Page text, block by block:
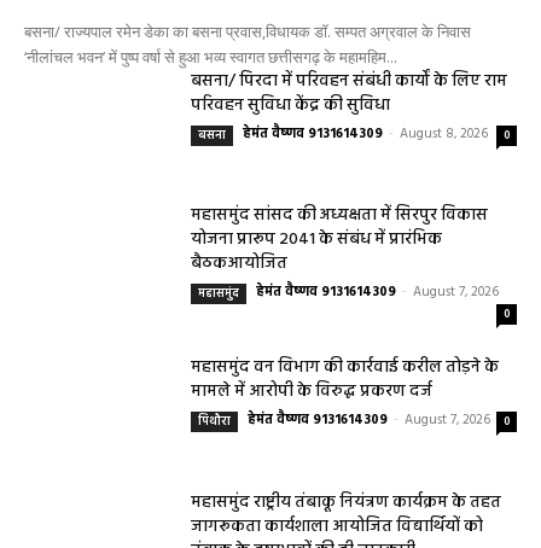
बसना/ राज्यपाल रमेन डेका का बसना प्रवास,विधायक डॉ. सम्पत अग्रवाल के निवास
‘नीलांचल भवन’ में पुष्प वर्षा से हुआ भव्य स्वागत छत्तीसगढ़ के महामहिम...
बसना/ पिरदा में परिवहन संबंधी कार्यों के लिए राम
परिवहन सुविधा केंद्र की सुविधा
बसना हेमंत वैष्णव 9131614309 - August 8, 2026 0
महासमुंद सांसद की अध्यक्षता में सिरपुर विकास
योजना प्रारूप 2041 के संबंध में प्रारंभिक
बैठकआयोजित
महासमुंद हेमंत वैष्णव 9131614309 - August 7, 2026
0
महासमुंद वन विभाग की कार्रवाई करील तोड़ने के
मामले में आरोपी के विरुद्ध प्रकरण दर्ज
पिथौरा हेमंत वैष्णव 9131614309 - August 7, 2026 0
महासमुंद राष्ट्रीय तंबाकू नियंत्रण कार्यक्रम के तहत
जागरूकता कार्यशाला आयोजित विद्यार्थियों को